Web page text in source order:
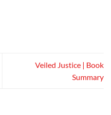
Veiled Justice | Book
Summary